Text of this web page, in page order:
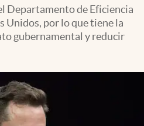
Departamento de Eficiencia
Unidos, por lo que tiene la
gubernamental y reducir